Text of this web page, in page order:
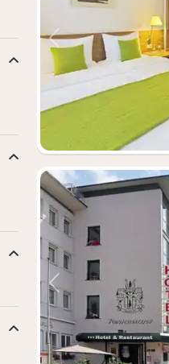
Vorige foto
Vorige foto